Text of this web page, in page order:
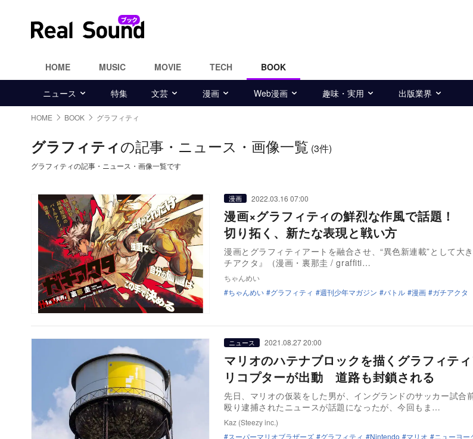
HOME MUSIC MOVIE TECH BOOK
ニュース 特集 文芸 漫画 Web漫画 趣味・実用 出版業界
HOME BOOK グラフィティ
グラフィティの記事・ニュース・画像一覧 (3件)
グラフィティの記事・ニュース・画像一覧です
漫画 2022.03.16 07:00
漫画×グラフィティの鮮烈な作風で話題！
切り拓く、新たな表現と戦い方
漫画とグラフィティアートを融合させ、“異色新連載”として大
チアクタ』（漫画・裏那圭 / graffiti…
ちゃんめい
ちゃんめい
グラフィティ 週刊少年マガジン バトル 漫画 ガチアクタ
ニュース 2021.08.27 20:00
マリオのハテナブロックを描くグラフィテ
リコプターが出動 道路も封鎖される
先日、マリオの仮装をした男が、イングランドのサッカー試合
殴り逮捕されたニュースが話題になったが、今回もま…
Kaz (Steezy inc.)
スーパーマリオブラザーズ
グラフィティ Nintendo マリオ ニューヨー